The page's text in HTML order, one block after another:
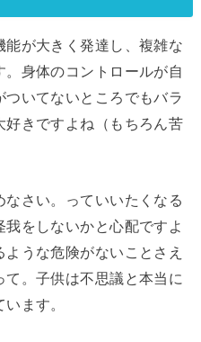
能が大きく発達し、複雑な
身体のコントロールが自
いてないところでもバラ
好きですよね（もちろん苦
さい。っていいたくなる
をしないかと心配ですよ
うな危険がないことさえ
。子供は不思議と本当に
ます。